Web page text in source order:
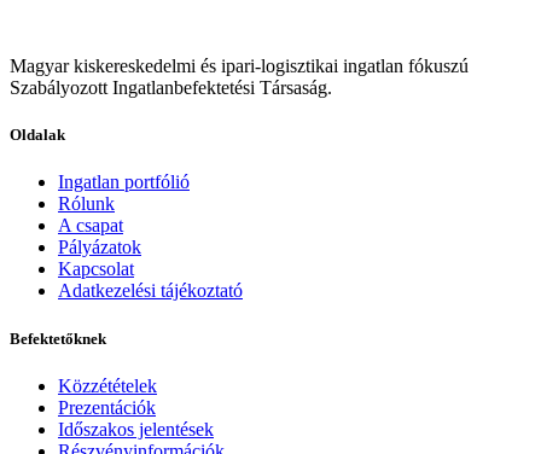
Magyar kiskereskedelmi és ipari-logisztikai ingatlan fókuszú
Szabályozott Ingatlanbefektetési Társaság.
Oldalak
Ingatlan portfólió
Rólunk
A csapat
Pályázatok
Kapcsolat
Adatkezelési tájékoztató
Befektetőknek
Közzétételek
Prezentációk
Időszakos jelentések